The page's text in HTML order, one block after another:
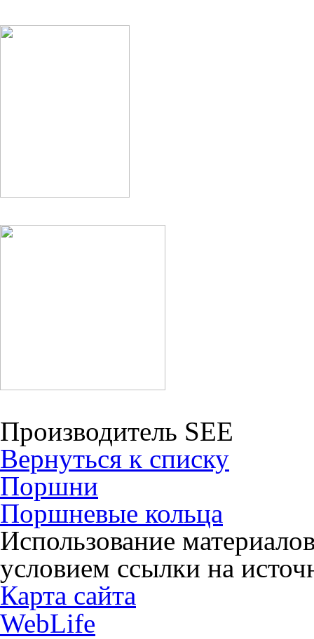
Производитель SEE
Вернуться к списку
Поршни
Поршневые кольца
Использование
условием ссылки на
Карта сайта
WebLife